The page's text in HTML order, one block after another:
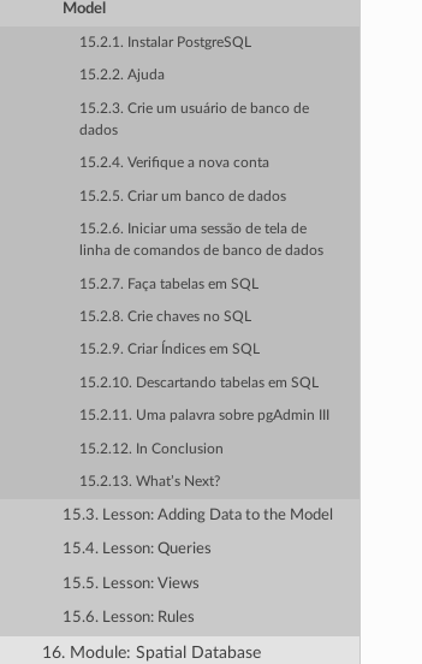
Model
15.2.1. Instalar PostgreSQL
15.2.2. Ajuda
15.2.3. Crie um usuário de banco de
dados
15.2.4. Verifique a nova conta
15.2.5. Criar um banco de dados
15.2.6. Iniciar uma sessão de tela de
linha de comandos de banco de dados
15.2.7. Faça tabelas em SQL
15.2.8. Crie chaves no SQL
15.2.9. Criar Índices em SQL
15.2.10. Descartando tabelas em SQL
15.2.11. Uma palavra sobre pgAdmin III
15.2.12. In Conclusion
15.2.13. What’s Next?
15.3. Lesson: Adding Data to the Model
15.4. Lesson: Queries
15.5. Lesson: Views
15.6. Lesson: Rules
16. Module: Spatial Database